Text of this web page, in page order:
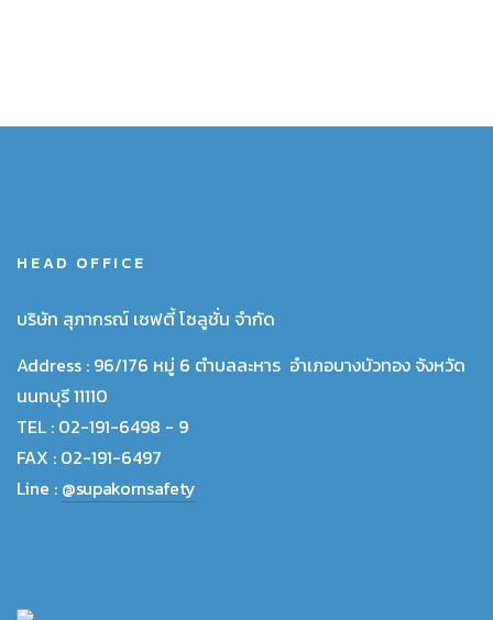
HEAD OFFICE
บริษัท สุภากรณ์ เซฟตี้ โซลูชั่น จำกัด
Address : 96/176 หมู่ 6 ตำบลละหาร อำเภอบางบัวทอง จังหวัด
นนทบุรี 11110
TEL : 02-191-6498 - 9
FAX : 02-191-6497
Line : @supakornsafety